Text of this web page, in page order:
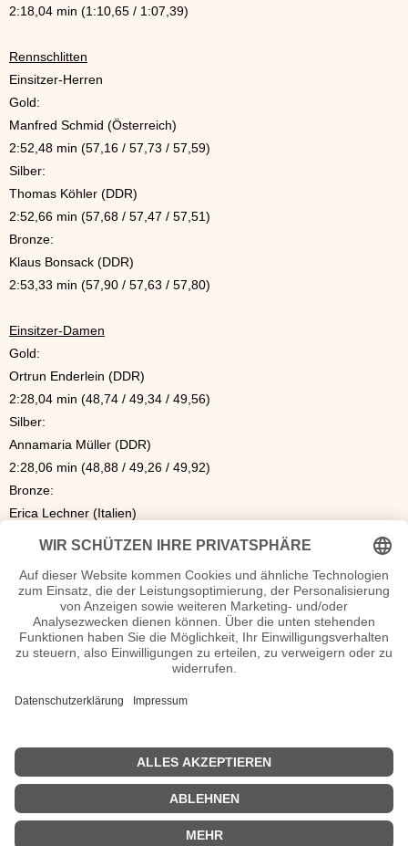
2:18,04 min (1:10,65 / 1:07,39)
Rennschlitten
Einsitzer-Herren
Gold:
Manfred Schmid (Österreich)
2:52,48 min (57,16 / 57,73 / 57,59)
Silber:
Thomas Köhler (DDR)
2:52,66 min (57,68 / 57,47 / 57,51)
Bronze:
Klaus Bonsack (DDR)
2:53,33 min (57,90 / 57,63 / 57,80)
Einsitzer-Damen
Gold:
Ortrun Enderlein (DDR)
2:28,04 min (48,74 / 49,34 / 49,56)
Silber:
Annamaria Müller (DDR)
2:28,06 min (48,88 / 49,26 / 49,92)
Bronze:
Erica Lechner (Italien)
2:28,66 min (48,76 / 49,39 / 50,51)
Doppelsitzer
Klaus Bonsack / Thomas Köhler (DDR)
1:35,85 min (47,88 / 47,97)
Manfred Schmid / Ewald Walch (Österreich)
Wolfgang Winkler / Fritz Nachmann (BRD)
1:37,29 min (48,58 / 48,71) a97es00c33a
| © 2013–2023 was-war-wann.de. Alle Rechte vorbehalten. |